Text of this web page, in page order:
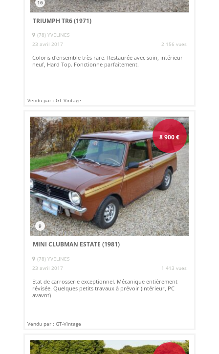
16
TRIUMPH TR6 (1971)
(78) YVELINES
23 avril 2017
2 156 vues
Coloris d'ensemble très rare. Restaurée avec soin, intérieur
neuf, Hard Top. Fonctionne parfaitement.
Vendu par : GT-Vintage
8 900€
9
MINI CLUBMAN ESTATE (1981)
(78) YVELINES
23 avril 2017
1 413 vues
Etat de carrosserie exceptionnel. Mécanique entièrement
révisée. Quelques petits travaux à prévoir (intérieur, PC
avavnt)
Vendu par : GT-Vintage